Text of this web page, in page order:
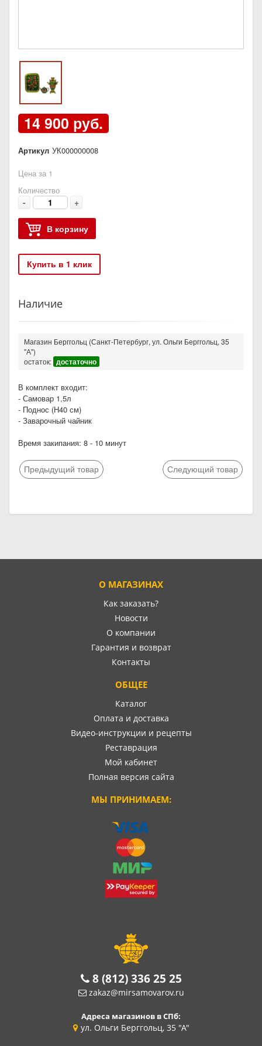
14 900 руб.
Артикул УК000000008
Цена за 1
Количество
- +
В корзину
Купить в 1 клик
Наличие
Магазин Берггольц (Санкт-Петербург, ул. Ольги Берггольц, 35
"А")
остаток: достаточно
В комплект входит:
- Самовар 1,5л
- Поднос (Н40 см)
- Заварочный чайник
Время закипания: 8 - 10 минут
Предыдущий товар Следующий товар
О МАГАЗИНАХ
Как заказать?
Новости
О компании
Гарантия и возврат
Контакты
ОБЩЕЕ
Каталог
Оплата и доставка
Видео-инструкции и рецепты
Реставрация
Мой кабинет
Полная версия сайта
МЫ ПРИНИМАЕМ:
8 (812) 336 25 25
zakaz@mirsamovarov.ru
Адреса магазинов в СПб:
ул. Ольги Берггольц, 35 "А"